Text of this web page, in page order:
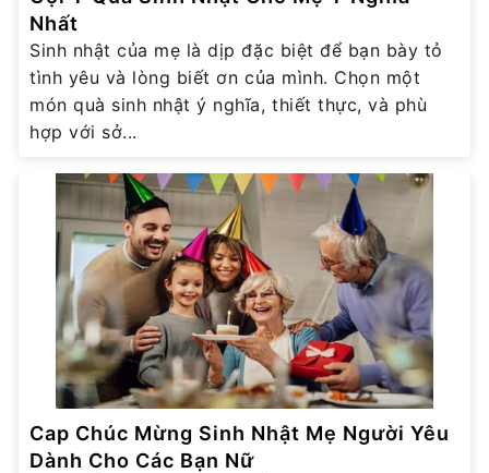
Nhất
Sinh nhật của mẹ là dịp đặc biệt để bạn bày tỏ
tình yêu và lòng biết ơn của mình. Chọn một
món quà sinh nhật ý nghĩa, thiết thực, và phù
hợp với sở...
Cap Chúc Mừng Sinh Nhật Mẹ Người Yêu
Dành Cho Các Bạn Nữ